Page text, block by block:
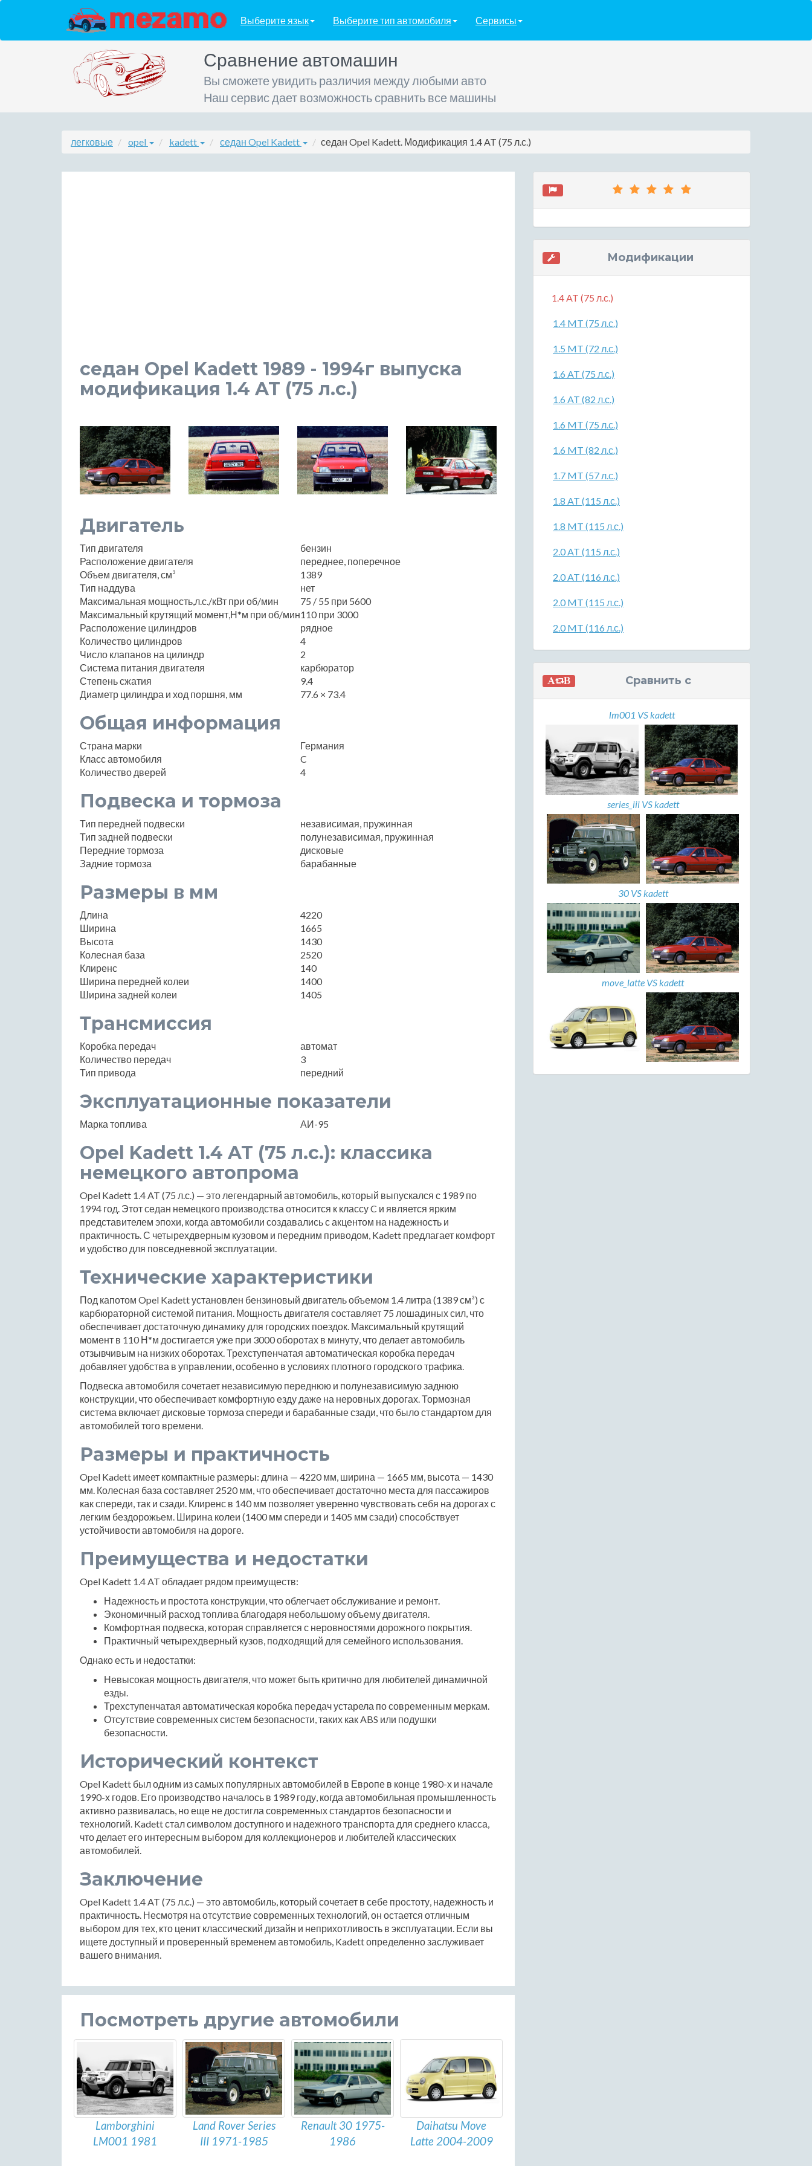
Выберите язык Выберите тип автомобиля Сервисы
Сравнение автомашин
Вы сможете увидить различия между любыми авто
Наш сервис дает возможность сравнить все машины
легковые opel kadett седан Opel Kadett седан Opel Kadett. Модификация 1.4 AT (75 л.с.)
седан Opel Kadett 1989 - 1994г выпуска
модификация 1.4 AT (75 л.с.)
Двигатель
Тип двигателя
бензин
Расположение двигателя
переднее, поперечное
Объем двигателя, см³
1389
Тип наддува
нет
Максимальная мощность,л.с./кВт при об/мин
75 / 55 при 5600
Максимальный крутящий момент,Н*м при об/мин110 при 3000
Расположение цилиндров
рядное
Количество цилиндров
4
Число клапанов на цилиндр
2
Система питания двигателя
карбюратор
Степень сжатия
9.4
Диаметр цилиндра и ход поршня, мм
77.6 × 73.4
Общая информация
Страна марки
Германия
Класс автомобиля
C
Количество дверей
4
Подвеска и тормоза
Тип передней подвески
независимая, пружинная
Тип задней подвески
полунезависимая, пружинная
Передние тормоза
дисковые
Задние тормоза
барабанные
Размеры в мм
Длина
4220
Ширина
1665
Высота
1430
Колесная база
2520
Клиренс
140
Ширина передней колеи
1400
Ширина задней колеи
1405
Трансмиссия
Коробка передач
автомат
Количество передач
3
Тип привода
передний
Эксплуатационные показатели
Марка топлива АИ-95
Opel Kadett 1.4 AT (75 л.с.): классика
немецкого автопрома
Opel Kadett 1.4 AT (75 л.с.) — это легендарный автомобиль, который выпускался с 1989 по
1994 год. Этот седан немецкого производства относится к классу C и является ярким
представителем эпохи, когда автомобили создавались с акцентом на надежность и
практичность. С четырехдверным кузовом и передним приводом, Kadett предлагает комфорт
и удобство для повседневной эксплуатации.
Технические характеристики
Под капотом Opel Kadett установлен бензиновый двигатель объемом 1.4 литра (1389 см³) с
карбюраторной системой питания. Мощность двигателя составляет 75 лошадиных сил, что
обеспечивает достаточную динамику для городских поездок. Максимальный крутящий
момент в 110 Н*м достигается уже при 3000 оборотах в минуту, что делает автомобиль
отзывчивым на низких оборотах. Трехступенчатая автоматическая коробка передач
добавляет удобства в управлении, особенно в условиях плотного городского трафика.
Подвеска автомобиля сочетает независимую переднюю и полунезависимую заднюю
конструкции, что обеспечивает комфортную езду даже на неровных дорогах. Тормозная
система включает дисковые тормоза спереди и барабанные сзади, что было стандартом для
автомобилей того времени.
Размеры и практичность
Opel Kadett имеет компактные размеры: длина — 4220 мм, ширина — 1665 мм, высота — 1430
мм. Колесная база составляет 2520 мм, что обеспечивает достаточно места для пассажиров
как спереди, так и сзади. Клиренс в 140 мм позволяет уверенно чувствовать себя на дорогах с
легким бездорожьем. Ширина колеи (1400 мм спереди и 1405 мм сзади) способствует
устойчивости автомобиля на дороге.
Преимущества и недостатки
Opel Kadett 1.4 AT обладает рядом преимуществ:
Надежность и простота конструкции, что облегчает обслуживание и ремонт.
Экономичный расход топлива благодаря небольшому объему двигателя.
Комфортная подвеска, которая справляется с неровностями дорожного покрытия.
Практичный четырехдверный кузов, подходящий для семейного использования.
Однако есть и недостатки:
Невысокая мощность двигателя, что может быть критично для любителей динамичной
езды.
Трехступенчатая автоматическая коробка передач устарела по современным меркам.
Отсутствие современных систем безопасности, таких как ABS или подушки
безопасности.
Исторический контекст
Opel Kadett был одним из самых популярных автомобилей в Европе в конце 1980-х и начале
1990-х годов. Его производство началось в 1989 году, когда автомобильная промышленность
активно развивалась, но еще не достигла современных стандартов безопасности и
технологий. Kadett стал символом доступного и надежного транспорта для среднего класса,
что делает его интересным выбором для коллекционеров и любителей классических
автомобилей.
Заключение
Opel Kadett 1.4 AT (75 л.с.) — это автомобиль, который сочетает в себе простоту, надежность и
практичность. Несмотря на отсутствие современных технологий, он остается отличным
выбором для тех, кто ценит классический дизайн и неприхотливость в эксплуатации. Если вы
ищете доступный и проверенный временем автомобиль, Kadett определенно заслуживает
вашего внимания.
Посмотреть другие автомобили
Lamborghini
LM001 1981
Land Rover Series
III 1971-1985
Renault 30 1975-
1986
Daihatsu Move
Latte 2004-2009
Модификации
1.4 AT (75 л.с.)
1.4 MT (75 л.с.)
1.5 MT (72 л.с.)
1.6 AT (75 л.с.)
1.6 AT (82 л.с.)
1.6 MT (75 л.с.)
1.6 MT (82 л.с.)
1.7 MT (57 л.с.)
1.8 AT (115 л.с.)
1.8 MT (115 л.с.)
2.0 AT (115 л.с.)
2.0 AT (116 л.с.)
2.0 MT (115 л.с.)
2.0 MT (116 л.с.)
Сравнить с
lm001 VS kadett
series_iii VS kadett
30 VS kadett
move_latte VS kadett